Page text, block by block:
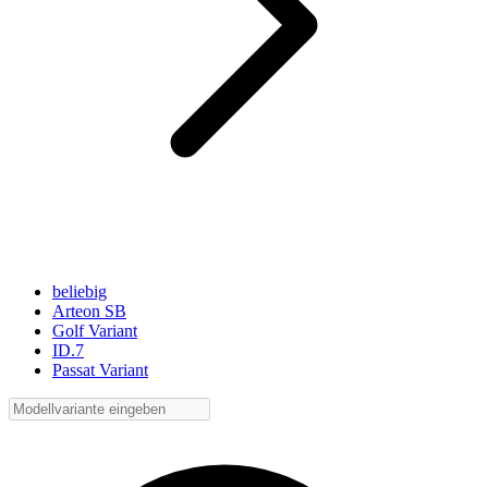
beliebig
Arteon SB
Golf Variant
ID.7
Passat Variant